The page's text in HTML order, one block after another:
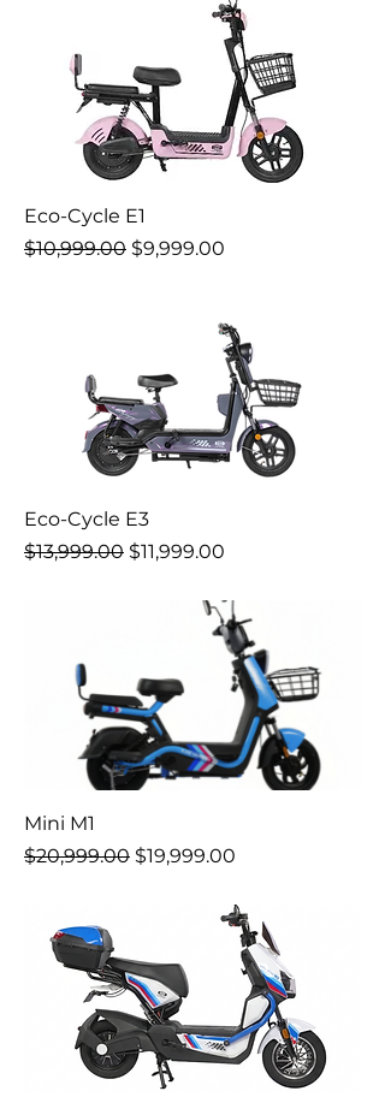
Eco-Cycle E1
Precio
$10,999.00 Precio de oferta
$9,999.00
Eco-Cycle E3
Precio
$13,999.00 Precio de oferta
$11,999.00
Mini M1
Precio
$20,999.00 Precio de oferta
$19,999.00